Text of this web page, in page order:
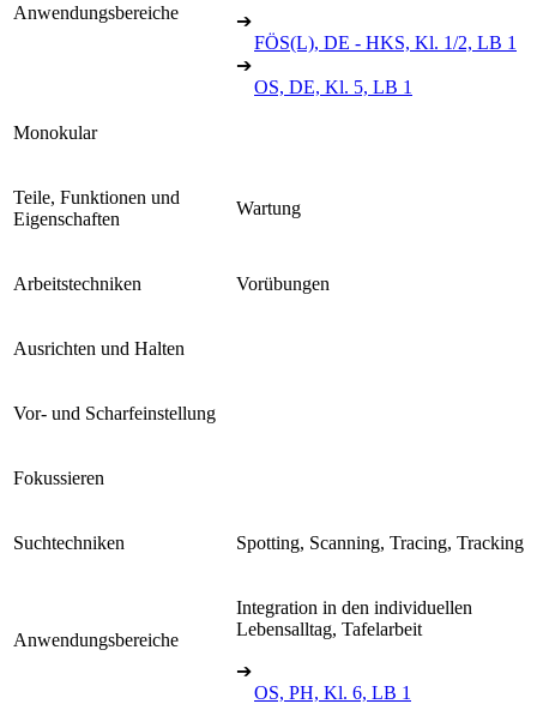
Anwendungsbereiche
➔
FÖS(L), DE - HKS, Kl. 1/2, LB 1
➔
OS, DE, Kl. 5, LB 1
Monokular
Teile, Funktionen und
Eigenschaften
Wartung
Arbeitstechniken Vorübungen
Ausrichten und Halten
Vor- und Scharfeinstellung
Fokussieren
Suchtechniken Spotting, Scanning, Tracing, Tracking
Anwendungsbereiche
Integration in den individuellen
Lebensalltag, Tafelarbeit
➔
OS, PH, Kl. 6, LB 1